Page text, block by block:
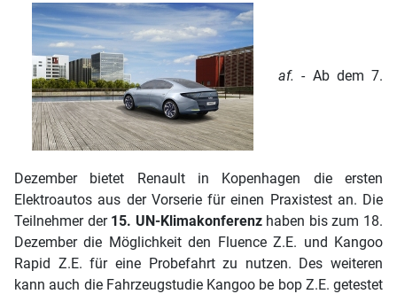
af. - Ab dem 7.
Dezember bietet Renault in Kopenhagen die ersten
Elektroautos aus der Vorserie für einen Praxistest an. Die
Teilnehmer der 15. UN-Klimakonferenzhaben bis zum 18.
Dezember die Möglichkeit den Fluence Z.E. und Kangoo
Rapid Z.E. für eine Probefahrt zu nutzen. Des weiteren
kann auch die Fahrzeugstudie Kangoo be bop Z.E. getestet